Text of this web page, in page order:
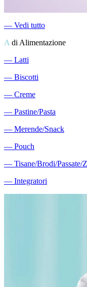
― Vedi tutto
A di Alimentazione
― Latti
― Biscotti
― Creme
― Pastine/Pasta
― Merende/Snack
― Pouch
― Tisane/Brodi/Passate/
― Integratori